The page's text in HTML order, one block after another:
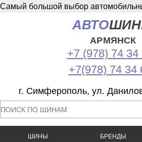
Самый большой выбор
АВТО
АРМЯНСК
+7 (978) 74 34
+7(978) 74 34
г. Симферополь, ул.
ШИНЫ БРЕНДЫ